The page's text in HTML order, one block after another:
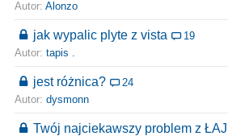
Autor: Alonzo
jak wypalic plyte z vista
19
Autor: tapis .
jest różnica?
24
Autor: dysmonn
Twój najciekawszy problem z